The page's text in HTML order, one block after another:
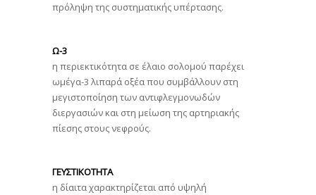
πρόληψη της συστηματικής υπέρτασης.
Ω-3
η περιεκτικότητα σε έλαιο σολομού παρέχει
ωμέγα-3 λιπαρά οξέα που συμβάλλουν στη
μεγιστοποίηση των αντιφλεγμονωδών
διεργασιών και στη μείωση της αρτηριακής
πίεσης στους νεφρούς.
ΓΕΥΣΤΙΚΟΤΗΤΑ
η δίαιτα χαρακτηρίζεται από υψηλή